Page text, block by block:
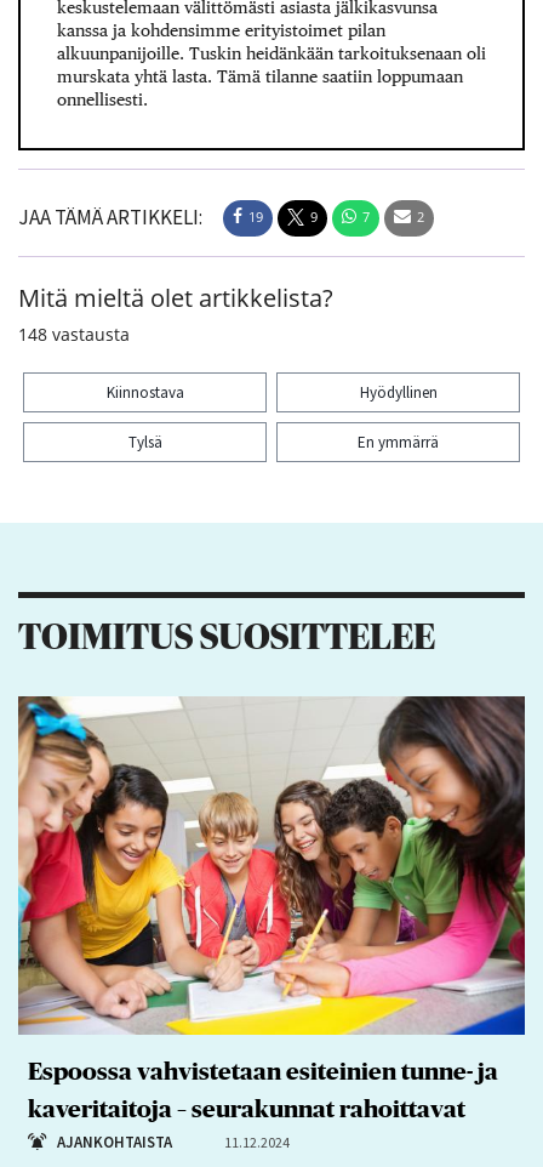
keskustelemaan välittömästi asiasta jälkikasvunsa
kanssa ja kohdensimme erityistoimet pilan
alkuunpanijoille. Tuskin heidänkään tarkoituksenaan oli
murskata yhtä lasta. Tämä tilanne saatiin loppumaan
onnellisesti.
JAA TÄMÄ ARTIKKELI: 19 9 7 2
Mitä mieltä olet artikkelista?
148 vastausta
Kiinnostava Hyödyllinen
Tylsä En ymmärrä
TOIMITUS SUOSITTELEE
Espoossa vahvistetaan esiteinien tunne- ja
kaveritaitoja – seurakunnat rahoittavat
AJANKOHTAISTA 11.12.2024